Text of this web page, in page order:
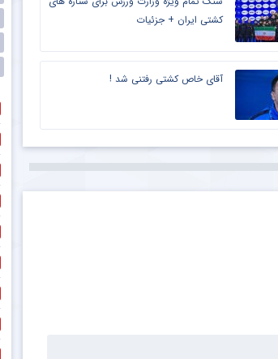
کشتی ایران + جزئیات
آقای خاص کشتی رفتنی شد !